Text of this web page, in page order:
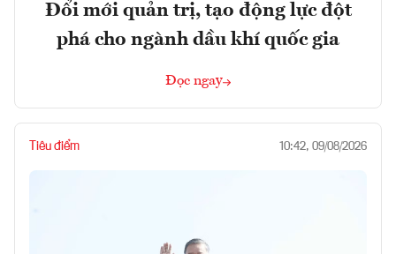
Đổi mới quản trị, tạo động lực đột
phá cho ngành dầu khí quốc gia
Đọc ngay
Tiêu điểm 10:42, 09/08/2026